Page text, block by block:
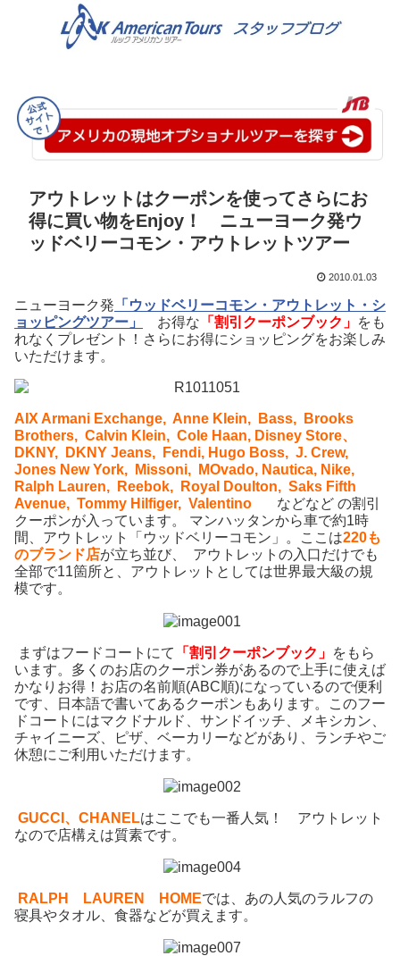
アウトレットはクーポンを使ってさらにお
得に買い物をEnjoy！ ニューヨーク発ウ
ッドベリーコモン・アウトレットツアー
2010.01.03
ニューヨーク発 「ウッドベリーコモン・アウトレット・シ
ョッピングツアー」
お得な 「割引クーポンブック」 をも
れなくプレゼント！さらにお得にショッピングをお楽しみ
いただけます。
AIX Armani Exchange, Anne Klein, Bass, Brooks
Brothers, Calvin Klein, Cole Haan, Disney Store、
DKNY, DKNY Jeans, Fendi, Hugo Boss, J. Crew,
Jones New York, Missoni, MOvado, Nautica, Nike,
Ralph Lauren, Reebok, Royal Doulton, Saks Fifth
Avenue, Tommy Hilfiger, Valentino
などなど の割引
クーポンが入っています。 マンハッタンから車で約1時
間、アウトレット「ウッドベリーコモン」。ここは220も
のブランド店が立ち並び、 アウトレットの入口だけでも
全部で11箇所と、アウトレットとしては世界最大級の規
模です。
まずはフードコートにて 「割引クーポンブック」 をもら
います。多くのお店のクーポン券があるので上手に使えば
かなりお得！お店の名前順(ABC順)になっているので便利
です、日本語で書いてあるクーポンもあります。このフー
ドコートにはマクドナルド、サンドイッチ、メキシカン、
チャイニーズ、ピザ、ベーカリーなどがあり、ランチやご
休憩にご利用いただけます。
GUCCI、CHANELはここでも一番人気！ アウトレット
なので店構えは質素です。
RALPH LAUREN HOMEでは、あの人気のラルフの
寝具やタオル、食器などが買えます。